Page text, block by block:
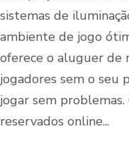
sistemas de
ambiente de jogo
oferece o aluguer de
jogadores sem o seu
jogar sem
reservados online...